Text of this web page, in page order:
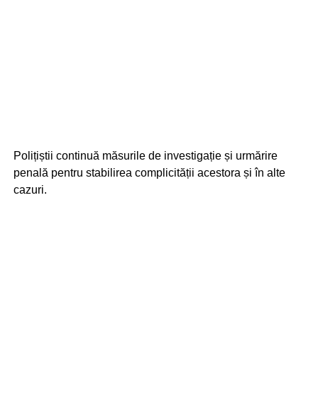
Polițiștii continuă măsurile de investigație și urmărire
penală pentru stabilirea complicității acestora și în alte
cazuri.